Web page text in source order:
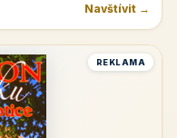
Navštívit →
REKLAMA